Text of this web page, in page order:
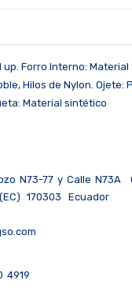
Forro Interno: Material
Hilos de Nylon. Ojete:
Material sintético
N73-77 y Calle N73A
170303 Ecuador
4919